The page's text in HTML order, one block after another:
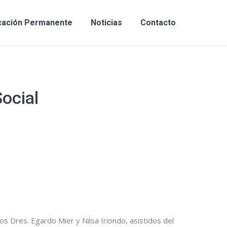
Permanente Noticias Contacto
Dres. Egardo Mier y Nilsa Iriondo, asistidos del